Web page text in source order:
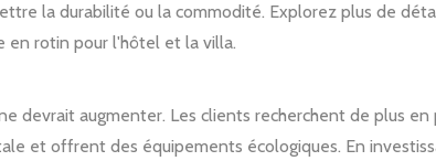
la durabilité ou la commodité. Explorez plus de
en rotin pour l'hôtel et la villa.
devrait augmenter. Les clients recherchent de plus
et offrent des équipements écologiques. En